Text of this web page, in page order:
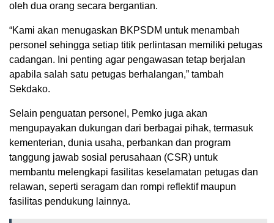
oleh dua orang secara bergantian.
“Kami akan menugaskan BKPSDM untuk menambah
personel sehingga setiap titik perlintasan memiliki petugas
cadangan. Ini penting agar pengawasan tetap berjalan
apabila salah satu petugas berhalangan,” tambah
Sekdako.
Selain penguatan personel, Pemko juga akan
mengupayakan dukungan dari berbagai pihak, termasuk
kementerian, dunia usaha, perbankan dan program
tanggung jawab sosial perusahaan (CSR) untuk
membantu melengkapi fasilitas keselamatan petugas dan
relawan, seperti seragam dan rompi reflektif maupun
fasilitas pendukung lainnya.